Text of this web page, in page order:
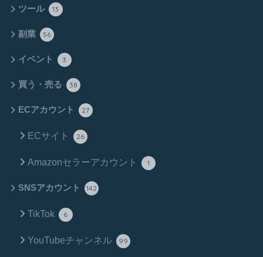
ツール 13
副業 56
イベント 3
買う・売る 38
ECアカウント 27
ECサイト 26
Amazonセラーアカウント 1
SNSアカウント 142
TikTok 6
YouTubeチャンネル 99